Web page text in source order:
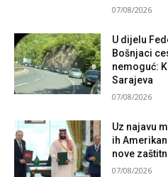
07/08/2026
U dijelu
Bošnjaci
nemoguć:
Sarajeva
07/08/2026
Uz najavu
ih
nove
07/08/2026